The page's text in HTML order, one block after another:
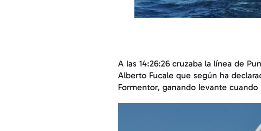
A las 14:26:26 cruzaba la línea de
Alberto Fucale que según ha
Formentor, ganando levante cuando